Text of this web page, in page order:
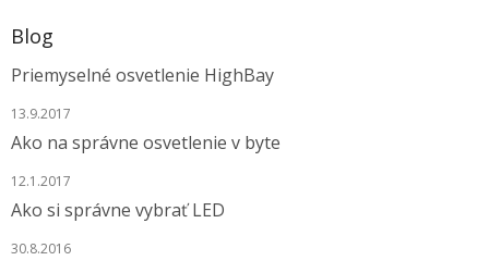
Blog
Priemyselné osvetlenie HighBay
13.9.2017
Ako na správne osvetlenie v byte
12.1.2017
Ako si správne vybrať LED
30.8.2016